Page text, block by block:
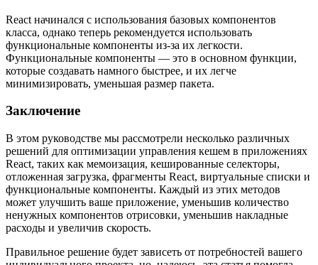
React начинался с использования базовых компонентов
класса, однако теперь рекомендуется использовать
функциональные компоненты из-за их легкости.
Функциональные компоненты — это в основном функции,
которые создавать намного быстрее, и их легче
минимизировать, уменьшая размер пакета.
Заключение
В этом руководстве мы рассмотрели несколько различных
решений для оптимизации управления кешем в приложениях
React, таких как мемоизация, кешированные селекторы,
отложенная загрузка, фрагменты React, виртуальные списки и
функциональные компоненты. Каждый из этих методов
может улучшить ваше приложение, уменьшив количество
ненужных компонентов отрисовки, уменьшив накладные
расходы и увеличив скорость.
Правильное решение будет зависеть от потребностей вашего